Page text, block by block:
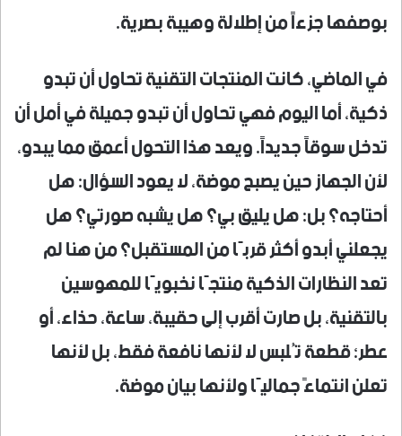
بوصفها جزءاً من إطلالة وهيبة بصرية.
في الماضي، كانت المنتجات التقنية تحاول أن تبدو
ذكية، أما اليوم فهي تحاول أن تبدو جميلة في أمل أن
تدخل سوقاً جديداً. ويعد هذا التحول أعمق مما يبدو،
لأن الجهاز حين يصبح موضة، لا يعود السؤال: هل
أحتاجه؟ بل: هل يليق بي؟ هل يشبه صورتي؟ هل
يجعلني أبدو أكثر قربًا من المستقبل؟ من هنا لم
تعد النظارات الذكية منتجًا نخبويًا للمهوسين
بالتقنية، بل صارت أقرب إلى حقيبة، ساعة، حذاء، أو
عطر؛ قطعة تُلبس لا لأنها نافعة فقط، بل لأنها
تعلن انتماءً جماليًا ولأنها بيان موضة.